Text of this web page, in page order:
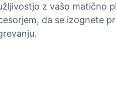
z vašo matično
da se izognete